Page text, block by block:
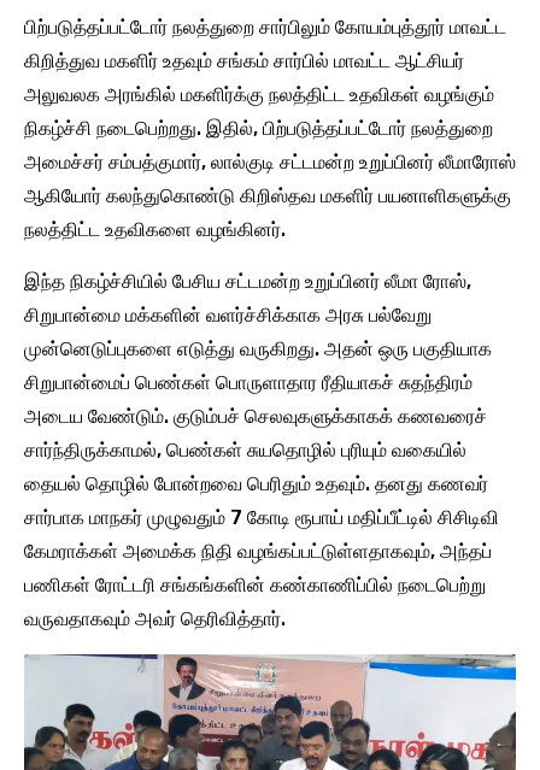
பிற்படுத்தப்பட்டோர் நலத்துறை சார்பிலும் கோயம்புத்தூர் மாவட்ட
கிறித்துவ மகளிர் உதவும் சங்கம் சார்பில் மாவட்ட ஆட்சியர்
அலுவலக அரங்கில் மகளிர்க்கு நலத்திட்ட உதவிகள் வழங்கும்
நிகழ்ச்சி நடைபெற்றது. இதில், பிற்படுத்தப்பட்டோர் நலத்துறை
அமைச்சர் சம்பத்குமார், லால்குடி சட்டமன்ற உறுப்பினர் லீமாரோஸ்
ஆகியோர் கலந்துகொண்டு கிறிஸ்தவ மகளிர் பயனாளிகளுக்கு
நலத்திட்ட உதவிகளை வழங்கினர்.
இந்த நிகழ்ச்சியில் பேசிய சட்டமன்ற உறுப்பினர் லீமா ரோஸ்,
சிறுபான்மை மக்களின் வளர்ச்சிக்காக அரசு பல்வேறு
முன்னெடுப்புகளை எடுத்து வருகிறது. அதன் ஒரு பகுதியாக
சிறுபான்மைப் பெண்கள் பொருளாதார ரீதியாகச் சுதந்திரம்
அடைய வேண்டும். குடும்பச் செலவுகளுக்காகக் கணவரைச்
சார்ந்திருக்காமல், பெண்கள் சுயதொழில் புரியும் வகையில்
தையல் தொழில் போன்றவை பெரிதும் உதவும். தனது கணவர்
சார்பாக மாநகர் முழுவதும் 7 கோடி ரூபாய் மதிப்பீட்டில் சிசிடிவி
கேமராக்கள் அமைக்க நிதி வழங்கப்பட்டுள்ளதாகவும், அந்தப்
பணிகள் ரோட்டரி சங்கங்களின் கண்காணிப்பில் நடைபெற்று
வருவதாகவும் அவர் தெரிவித்தார்.